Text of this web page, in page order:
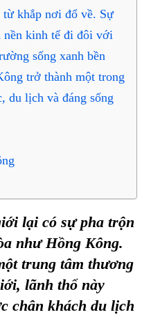
khắp nơi đổ về. Sự
nền kinh tế đi đôi với
sống xanh bền
trở thành một trong
du lịch và đáng sống
lại có sự pha trộn
như Hồng Kông.
trung tâm thương
lãnh thổ này
chân khách du lịch